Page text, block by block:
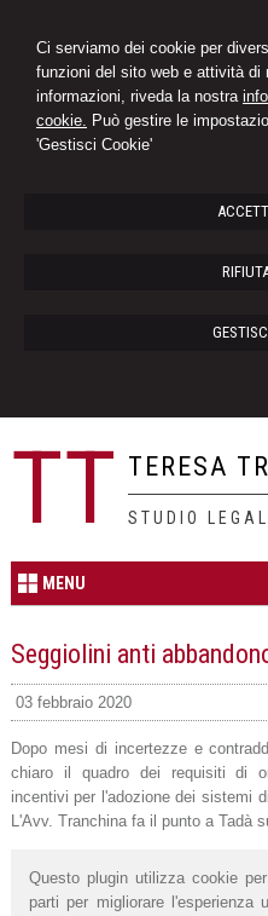
Ci serviamo dei cookie per
funzioni del sito web e attività di
informazioni, riveda la nostra
cookie. Può gestire le
'Gestisci Cookie'
TT TERESA
STUDIO
MENU
Seggiolini anti
03 febbraio 2020
Dopo mesi di incertezze e
chiaro il quadro dei requisiti di
incentivi per l'adozione dei sistemi
L'Avv. Tranchina fa il punto a Tadà
Questo plugin utilizza cookie
parti per migliorare